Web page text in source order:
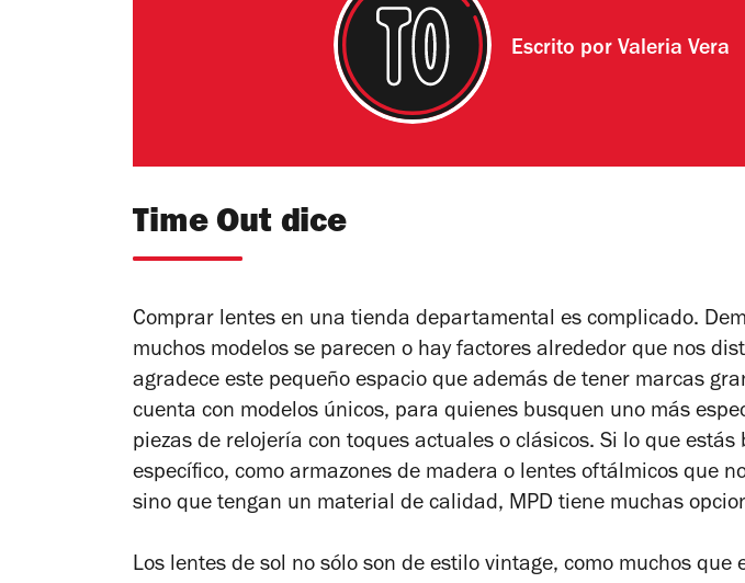
Escrito por Valeria Vera
Time Out dice
Comprar lentes en una tienda departamental es complicado.
muchos modelos se parecen o hay factores alrededor que nos
agradece este pequeño espacio que además de tener marcas
cuenta con modelos únicos, para quienes busquen uno más
piezas de relojería con toques actuales o clásicos. Si lo que estás
específico, como armazones de madera o lentes oftálmicos que
sino que tengan un material de calidad, MPD tiene muchas
Los lentes de sol no sólo son de estilo vintage, como muchos que